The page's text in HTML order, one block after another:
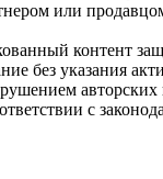
или
контент
без указания
авторских
с